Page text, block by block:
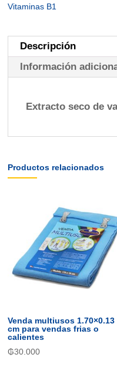
Vitaminas B1
Descripción
Información
Extracto seco de
Productos relacionados
Venda multiusos 1.70×0.13
cm para vendas frias o
calientes
₲30.000